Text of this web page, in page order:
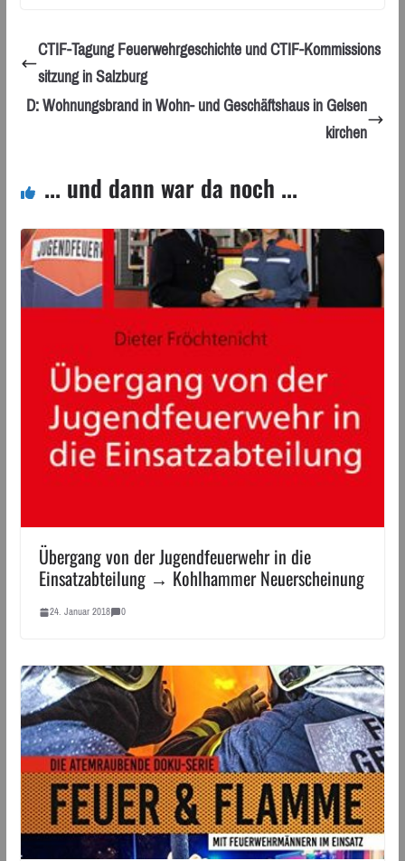
CTIF-Tagung Feuerwehrgeschichte und CTIF-Kommissions
sitzung in Salzburg
D: Wohnungsbrand in Wohn- und Geschäftshaus in Gelsen
kirchen
... und dann war da noch ...
Übergang von der Jugendfeuerwehr in die
Einsatzabteilung → Kohlhammer Neuerscheinung
24. Januar 2018 0